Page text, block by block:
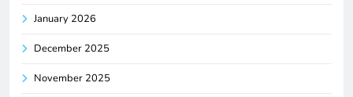
January 2026
December 2025
November 2025